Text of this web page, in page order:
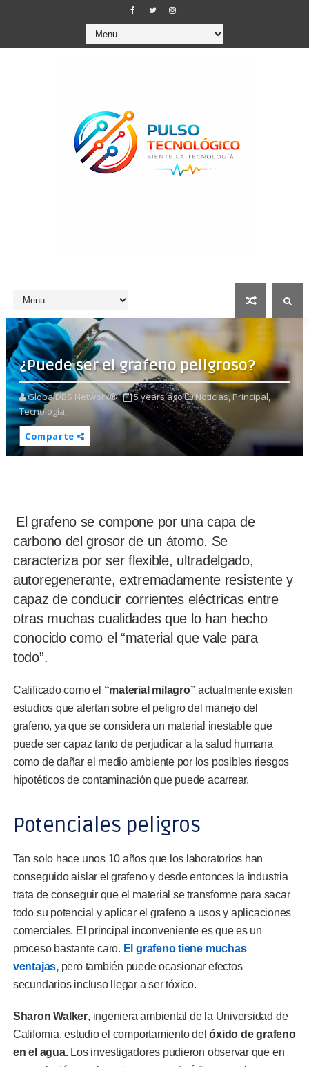
¿Puede ser el grafeno peligroso?
GlobalDBS Network® 5 years ago Noticias,Principal,
Tecnología,
Comparte
El grafeno se compone por una capa de
carbono del grosor de un átomo. Se
caracteriza por ser flexible, ultradelgado,
autoregenerante, extremadamente resistente y
capaz de conducir corrientes eléctricas entre
otras muchas cualidades que lo han hecho
conocido como el “material que vale para
todo”.
Calificado como el “material milagro” actualmente existen
estudios que alertan sobre el peligro del manejo del
grafeno, ya que se considera un material inestable que
puede ser capaz tanto de perjudicar a la salud humana
como de dañar el medio ambiente por los posibles riesgos
hipotéticos de contaminación que puede acarrear.
Potenciales peligros
Tan solo hace unos 10 años que los laboratorios han
conseguido aislar el grafeno y desde entonces la industria
trata de conseguir que el material se transforme para sacar
todo su potencial y aplicar el grafeno a usos y aplicaciones
comerciales. El principal inconveniente es que es un
proceso bastante caro. El grafeno tiene muchas
ventajas,pero también puede ocasionar efectos
secundarios incluso llegar a ser tóxico.
Sharon Walker, ingeniera ambiental de la Universidad de
California, estudio el comportamiento delóxido de grafeno
en el agua.Los investigadores pudieron observar que en